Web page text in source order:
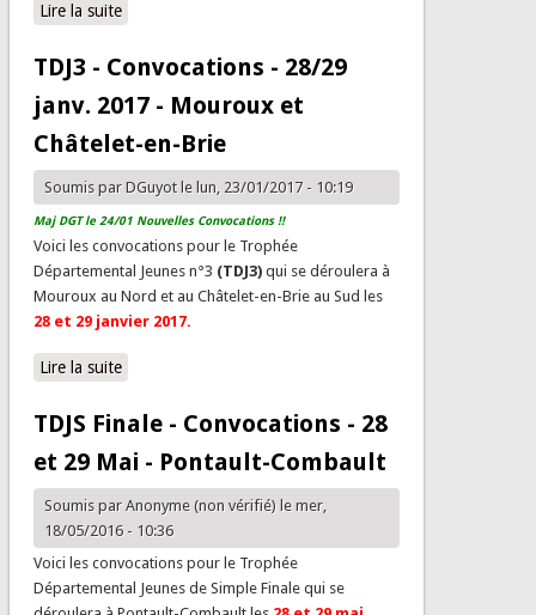
Lire la suitede TDJ4 - Convocations - 25/26 mars 2017 - La Ferté-
TDJ3 - Convocations - 28/29
janv. 2017 - Mouroux et
Châtelet-en-Brie
Soumis par DGuyotle lun, 23/01/2017 - 10:19
Maj DGT le 24/01 Nouvelles Convocations !!
Voici les convocations pour le Trophée
Départemental Jeunes n°3 (TDJ3) qui se déroulera à
Mouroux au Nord et au Châtelet-en-Brie au Sud les
28 et 29 janvier 2017.
Lire la suitede TDJ3 - Convocations - 28/29 janv. 2017 - Mouroux
TDJS Finale - Convocations - 28
et 29 Mai - Pontault-Combault
Soumis par Anonyme (non vérifié)le mer,
18/05/2016 - 10:36
Voici les convocations pour le Trophée
Départemental Jeunes de SimpleFinale qui se